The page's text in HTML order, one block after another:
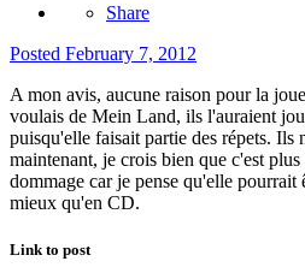
Share
Posted February 7, 2012
A mon avis, aucune raison pour la
voulais de Mein Land, ils l'auraient
puisqu'elle faisait partie des répets. Ils
maintenant, je crois bien que c'est
dommage car je pense qu'elle pourrait
mieux qu'en CD.
Link to post